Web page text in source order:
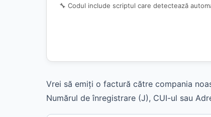
🔧 Codul include scriptul care detectează
Vrei să emiți o factură către compania
Numărul de înregistrare (J), CUI-ul sau